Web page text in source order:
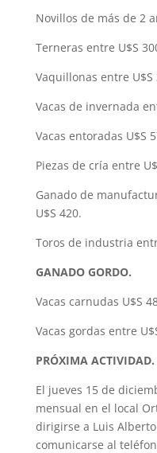
Novillos de más de 2
Terneras entre U$S
Vaquillonas entre U$S
Vacas de invernada
Vacas entoradas U$S
Piezas de cría entre
Ganado de
U$S 420.
Toros de industria
GANADO GORDO.
Vacas carnudas U$S
Vacas gordas entre
PRÓXIMA ACTIVIDAD.
El jueves 15 de
mensual en el local
dirigirse a Luis
comunicarse al